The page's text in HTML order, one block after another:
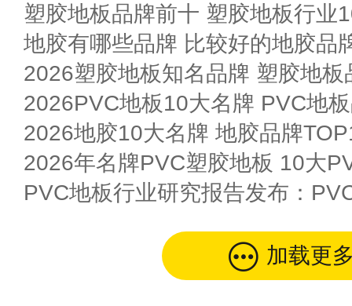
塑胶地板品牌前十 塑胶地板行业
地胶有哪些品牌 比较好的地胶品
2026塑胶地板知名品牌 塑胶地板
2026PVC地板10大名牌 PVC地
2026地胶10大名牌 地胶品牌
加载更